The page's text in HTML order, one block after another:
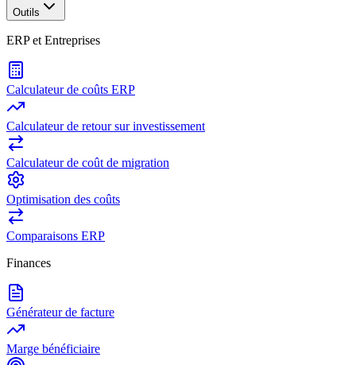
Outils
ERP et Entreprises
Calculateur de coûts ERP
Calculateur de retour sur investissement
Calculateur de coût de migration
Optimisation des coûts
Comparaisons ERP
Finances
Générateur de facture
Marge bénéficiaire